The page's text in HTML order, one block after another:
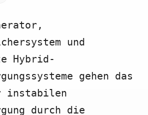
und
Hybrid-
gehen das
instabilen
durch die